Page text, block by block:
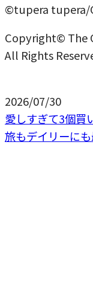
©tupera tupera/
Copyright© The
All Rights
2026/07/30
愛しすぎて3個買
旅もデイリーに